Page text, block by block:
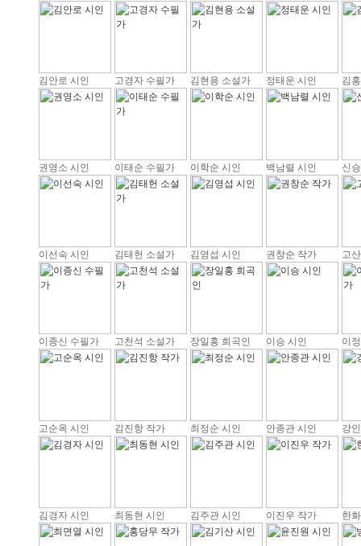
김안로 시인 고경자 수필가 김현용 소설가 정태운 시인 김
권영소 시인 이태순 수필가 이학순 시인 백남렬 시인 신
이선숙 시인 김태헌 소설가 김영섭 시인 권창순 작가 고
이종신 수필가 고천석 소설가 장일홍 희곡인 이승 시인 이
고순옥 시인 김진항 작가 최정순 시인 안종관 시인 강
김경자 시인 최동현 시인 김주관 시인 이진우 작가 한